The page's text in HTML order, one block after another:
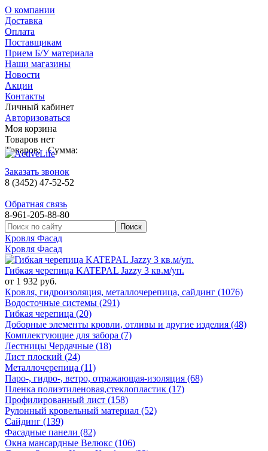
О компании
Доставка
Оплата
Поставщикам
Прием Б/У материала
Наши магазины
Новости
Акции
Контакты
Личный кабинет
Авторизоваться
Моя корзина
Товаров нет
Товаров: Сумма:
Заказать звонок
8 (3452) 47-52-52
Обратная связь
8-961-205-88-80
Кровля Фасад
Кровля Фасад
Гибкая черепица KATEPAL Jazzy 3 кв.м/уп.
от 1 932 руб.
Кровля, гидроизоляция, металлочерепица, сайдинг (1076)
Водосточные системы (291)
Гибкая черепица (20)
Доборные элементы кровли, отливы и другие изделия (48)
Комплектующие для забора (7)
Лестницы Чердачные (18)
Лист плоский (24)
Металлочерепица (11)
Паро-, гидро-, ветро, отражающая-изоляция (68)
Пленка полиэтиленовая,стеклопластик (17)
Профилированный лист (158)
Рулонный кровельный материал (52)
Сайдинг (139)
Фасадные панели (82)
Окна мансардные Велюкс (106)